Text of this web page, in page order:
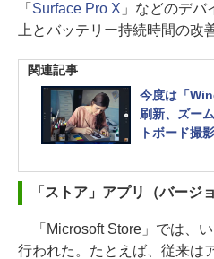
「 Surface Pro X 」などのデ
上とバッテリー持続時間の改
関連記事
今度は「
刷新、ズー
トボード撮
「ストア」アプリ（バージ
「Microsoft Store」では、
行われた。たとえば、従来は